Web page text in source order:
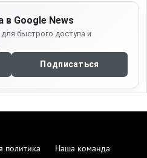
в Google News
быстрого доступа и
Подписаться
политика
Наша команда